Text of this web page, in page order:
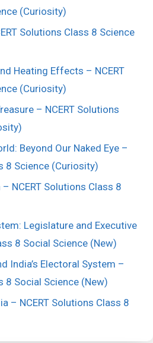
(Curiosity)
Solutions Class 8 Science
Heating Effects – NCERT
(Curiosity)
– NCERT Solutions
Beyond Our Naked Eye –
8 Science (Curiosity)
NCERT Solutions Class 8
Legislature and Executive
8 Social Science (New)
India’s Electoral System –
8 Social Science (New)
– NCERT Solutions Class 8